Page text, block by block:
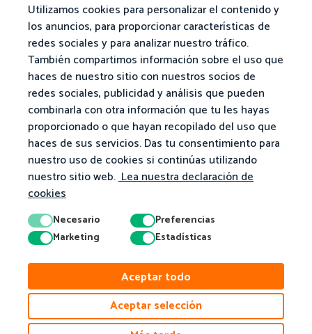
Utilizamos cookies para personalizar el contenido y
los anuncios, para proporcionar características de
redes sociales y para analizar nuestro tráfico.
También compartimos información sobre el uso que
haces de nuestro sitio con nuestros socios de
redes sociales, publicidad y análisis que pueden
combinarla con otra información que tu les hayas
proporcionado o que hayan recopilado del uso que
haces de sus servicios. Das tu consentimiento para
nuestro uso de cookies si continúas utilizando
nuestro sitio web.Lea nuestra declaración de
cookies
Necesario
Preferencias
Marketing
Estadísticas
Aceptar todo
Aceptar selección